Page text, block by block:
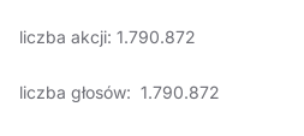
liczba akcji: 1.790.872
liczba głosów: 1.790.872